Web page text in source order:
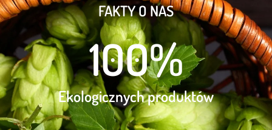
FAKTY O NAS
Ekologicznych produktów
100%